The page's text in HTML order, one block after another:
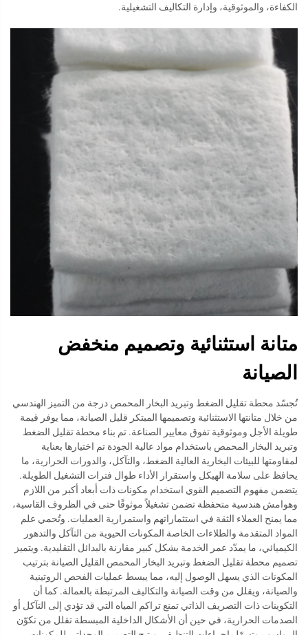
الكفاءة، والموثوقية، وإدارة التكاليف التشغيلية.
متانة استثنائية وتصميم منخفض
الصيانة
تُجسّد محطة تقليل الضغط وتبريد البخار المحمص درجة من التميز الهندسي
من خلال متانتها الاستثنائية وتصميمها المبتكر قليل الصيانة، مما يوفر قيمة
طويلة الأجل وموثوقية تفوق معايير الصناعة. تم بناء محطة تقليل الضغط
وتبريد البخار المحمص باستخدام مواد عالية الجودة تم اختيارها بعناية
لمقاومتها للبيئات البخارية العالية الضغط، والتآكل، والدورات الحرارية، ما
يحافظ على سلامة الهيكل واستقرار الأداء طوال فترات التشغيل الطويلة.
يتضمن مفهوم التصميم القوي استخدام مكونات ذات أبعاد أكبر من اللازم
وهوامش هندسية متحفظة تضمن تشغيلاً موثوقًا حتى في الظروف القاسية،
مما يمنح العملاء الثقة في استثماراتهم واستمرارية العمليات. وتُحمي علم
المواد المتقدمة والطلاءات الخاصة المكونات الحيوية من التآكل والتدهور
الكيميائي، ما يمدّد عمر الخدمة بشكل كبير مقارنة بالبدائل التقليدية. ويتميز
تصميم محطة تقليل الضغط وتبريد البخار المحمص القليل الصيانة بترتيب
المكونات الذي يسهل الوصول إليه، مما يبسط عمليات الفحص الروتينية
والصيانة، ويقلل من وقت الصيانة والتكاليف المرتبطة بالعمالة. كما أن
التكوينات ذات التصريف الذاتي تمنع تراكم المياه التي قد تؤدي إلى التآكل أو
الصدمات الحرارية، في حين أن الأشكال الداخلية المبسطة تقلل من تكوّن